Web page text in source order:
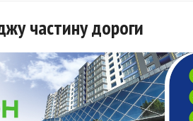
частину дороги